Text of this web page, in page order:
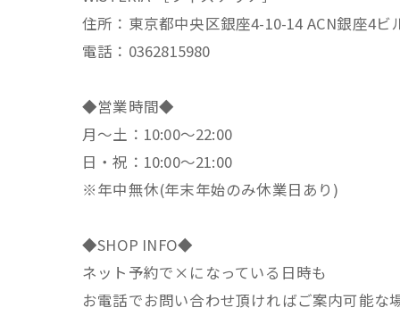
住所：東京都中央区銀座4-10-14 ACN銀座4ビ
電話：0362815980
◆営業時間◆
月～土：10:00～22:00
日・祝：10:00～21:00
※年中無休(年末年始のみ休業日あり)
◆SHOP INFO◆
ネット予約で×になっている日時も
お電話でお問い合わせ頂ければご案内可能な